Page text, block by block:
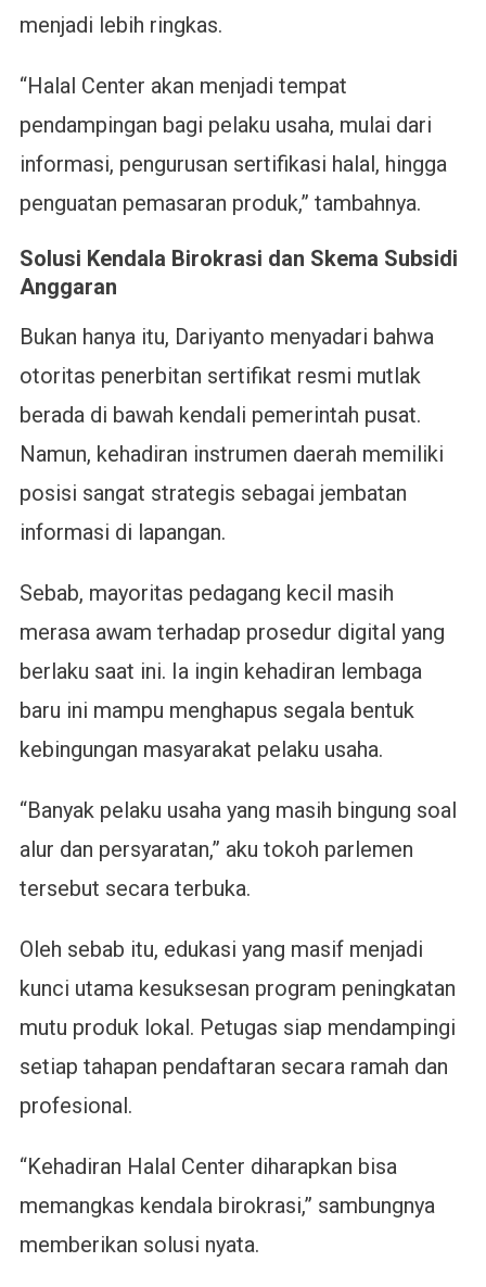
menjadi lebih ringkas.
“Halal Center akan menjadi tempat
pendampingan bagi pelaku usaha, mulai dari
informasi, pengurusan sertifikasi halal, hingga
penguatan pemasaran produk,” tambahnya.
Solusi Kendala Birokrasi dan Skema Subsidi
Anggaran
Bukan hanya itu, Dariyanto menyadari bahwa
otoritas penerbitan sertifikat resmi mutlak
berada di bawah kendali pemerintah pusat.
Namun, kehadiran instrumen daerah memiliki
posisi sangat strategis sebagai jembatan
informasi di lapangan.
Sebab, mayoritas pedagang kecil masih
merasa awam terhadap prosedur digital yang
berlaku saat ini. Ia ingin kehadiran lembaga
baru ini mampu menghapus segala bentuk
kebingungan masyarakat pelaku usaha.
“Banyak pelaku usaha yang masih bingung soal
alur dan persyaratan,” aku tokoh parlemen
tersebut secara terbuka.
Oleh sebab itu, edukasi yang masif menjadi
kunci utama kesuksesan program peningkatan
mutu produk lokal. Petugas siap mendampingi
setiap tahapan pendaftaran secara ramah dan
profesional.
“Kehadiran Halal Center diharapkan bisa
memangkas kendala birokrasi,” sambungnya
memberikan solusi nyata.